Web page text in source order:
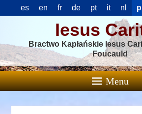
es en fr de pt it nl pl
Iesus
Bractwo Kapłańskie Iesus
Foucauld
Menu